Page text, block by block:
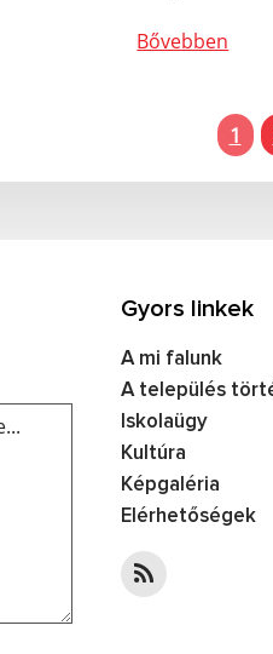
Bővebben
1
Üzenetének szövege...
Gyors linkek
A mi falunk
A település
Iskolaügy
Kultúra
Képgaléria
Elérhetőségek